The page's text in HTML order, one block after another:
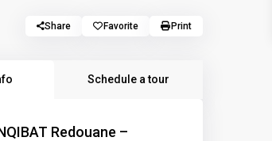
Share Favorite Print
Schedule a tour
Redouane –